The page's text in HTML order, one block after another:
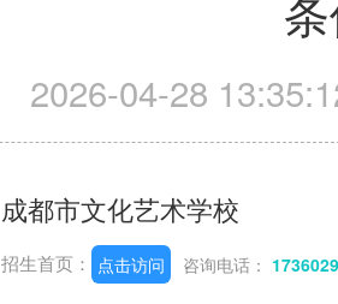
2026-04-28
成都市文化艺术学校
招生首页： 点击访问 咨询电话：